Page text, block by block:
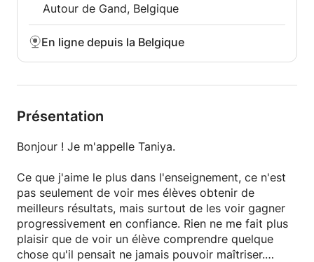
Autour de Gand, Belgique
En ligne depuis la Belgique
Présentation
Bonjour ! Je m'appelle Taniya.
Ce que j'aime le plus dans l'enseignement, ce n'est
pas seulement de voir mes élèves obtenir de
meilleurs résultats, mais surtout de les voir gagner
progressivement en confiance. Rien ne me fait plus
plaisir que de voir un élève comprendre quelque
chose qu'il pensait ne jamais pouvoir maîtriser.